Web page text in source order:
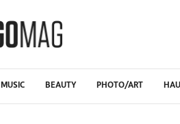
MUSIC BEAUTY PHOTO/ART